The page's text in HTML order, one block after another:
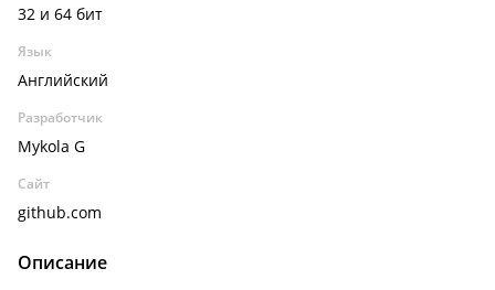
32 и 64 бит
Язык
Английский
Разработчик
Mykola G
Сайт
github.com
Описание